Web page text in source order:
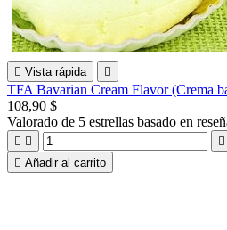
 Vista rápida 
TFA Bavarian Cream Flavor (Crema
108,90 $
Valorado de 5 estrellas basado en
  
 Añadir al carrito